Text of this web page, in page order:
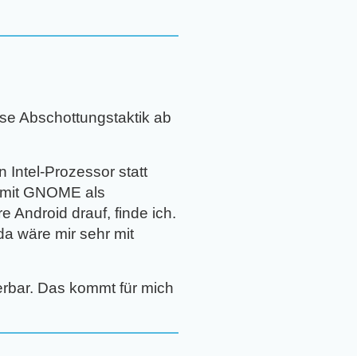
Abschottungstaktik ab
Intel-Prozessor statt
GNOME als
Android drauf, finde ich.
wäre mir sehr mit
Das kommt für mich